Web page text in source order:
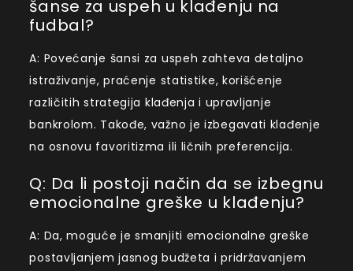
šanse za uspeh u klađenju na
fudbal?
A: Povećanje šansi za uspeh zahteva detaljno
istraživanje, praćenje statistike, korišćenje
različitih strategija klađenja i upravljanje
bankrolom. Takođe, važno je izbegavati klađenje
na osnovu favoritizma ili ličnih preferencija.
Q: Da li postoji način da se izbegnu
emocionalne greške u klađenju?
A: Da, moguće je smanjiti emocionalne greške
postavljanjem jasnog budžeta i pridržavanjem